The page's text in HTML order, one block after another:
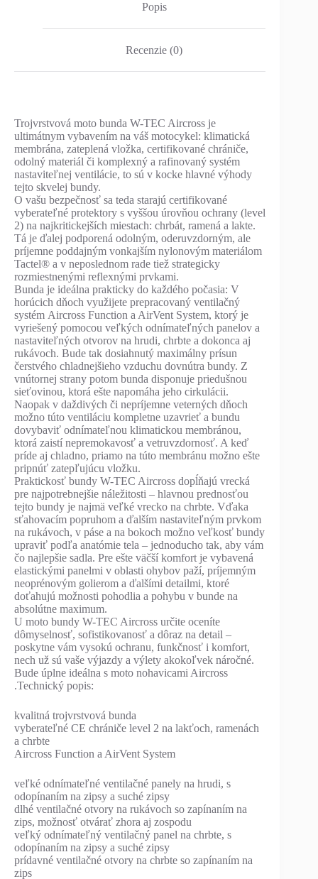
Popis
Recenzie (0)
Trojvrstvová moto bunda W-TEC Aircross je
ultimátnym vybavením na váš motocykel: klimatická
membrána, zateplená vložka, certifikované chrániče,
odolný materiál či komplexný a rafinovaný systém
nastaviteľnej ventilácie, to sú v kocke hlavné výhody
tejto skvelej bundy.
O vašu bezpečnosť sa teda starajú certifikované
vyberateľné protektory s vyššou úrovňou ochrany (level
2) na najkritickejších miestach: chrbát, ramená a lakte.
Tá je ďalej podporená odolným, oderuvzdorným, ale
príjemne poddajným vonkajším nylonovým materiálom
Tactel® a v neposlednom rade tiež strategicky
rozmiestnenými reflexnými prvkami.
Bunda je ideálna prakticky do každého počasia: V
horúcich dňoch využijete prepracovaný ventilačný
systém Aircross Function a AirVent System, ktorý je
vyriešený pomocou veľkých odnímateľných panelov a
nastaviteľných otvorov na hrudi, chrbte a dokonca aj
rukávoch. Bude tak dosiahnutý maximálny prísun
čerstvého chladnejšieho vzduchu dovnútra bundy. Z
vnútornej strany potom bunda disponuje priedušnou
sieťovinou, ktorá ešte napomáha jeho cirkulácii.
Naopak v daždivých či nepríjemne veterných dňoch
možno túto ventiláciu kompletne uzavrieť a bundu
dovybaviť odnímateľnou klimatickou membránou,
ktorá zaistí nepremokavosť a vetruvzdornosť. A keď
príde aj chladno, priamo na túto membránu možno ešte
pripnúť zatepľujúcu vložku.
Praktickosť bundy W-TEC Aircross dopĺňajú vrecká
pre najpotrebnejšie náležitosti – hlavnou prednosťou
tejto bundy je najmä veľké vrecko na chrbte. Vďaka
sťahovacím popruhom a ďalším nastaviteľným prvkom
na rukávoch, v páse a na bokoch možno veľkosť bundy
upraviť podľa anatómie tela – jednoducho tak, aby vám
čo najlepšie sadla. Pre ešte väčší komfort je vybavená
elastickými panelmi v oblasti ohybov paží, príjemným
neoprénovým golierom a ďalšími detailmi, ktoré
doťahujú možnosti pohodlia a pohybu v bunde na
absolútne maximum.
U moto bundy W-TEC Aircross určite oceníte
dômyselnosť, sofistikovanosť a dôraz na detail –
poskytne vám vysokú ochranu, funkčnosť i komfort,
nech už sú vaše výjazdy a výlety akokoľvek náročné.
Bude úplne ideálna s moto nohavicami Aircross
.Technický popis:
kvalitná trojvrstvová bunda
vyberateľné CE chrániče level 2 na lakťoch, ramenách
a chrbte
Aircross Function a AirVent System
veľké odnímateľné ventilačné panely na hrudi, s
odopínaním na zipsy a suché zipsy
dlhé ventilačné otvory na rukávoch so zapínaním na
zips, možnosť otvárať zhora aj zospodu
veľký odnímateľný ventilačný panel na chrbte, s
odopínaním na zipsy a suché zipsy
prídavné ventilačné otvory na chrbte so zapínaním na
zips